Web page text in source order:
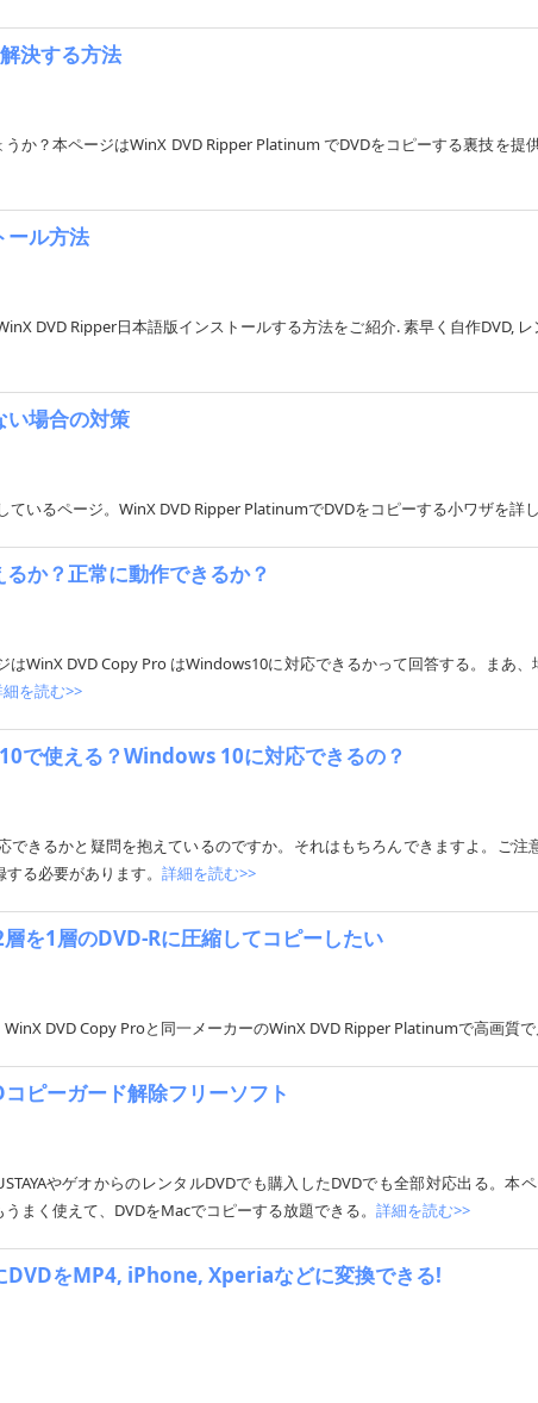
決する方法
か？本ページはWinX DVD Ripper Platinum でDVDをコピーする裏技を
ール方法
DVD Ripper日本語版インストールする方法をご紹介. 素早く自作DVD,
場合の対策
いるページ。WinX DVD Ripper PlatinumでDVDをコピーする小ワザを詳し
か？正常に動作できるか？
WinX DVD Copy Pro はWindows10に対応できるかって回答する。まあ
を読む>>
で使える？Windows 10に対応できるの？
きるかと疑問を抱えているのですか。それはもちろんできますよ。ご
る必要があります。 詳細を読む>>
を1層のDVD-Rに圧縮してコピーしたい
DVD Copy Proと同一メーカーのWinX DVD Ripper Platinumで高画質
ピーガード解除フリーソフト
やゲオからのレンタルDVDでも購入したDVDでも全部対応出る。本
まく使えて、DVDをMacでコピーする放題できる。 詳細を読む>>
をMP4, iPhone, Xperiaなどに変換できる!